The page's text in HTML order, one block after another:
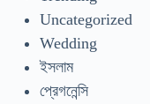
Uncategorized
Wedding
ইসলাম
প্রেগনেন্সি